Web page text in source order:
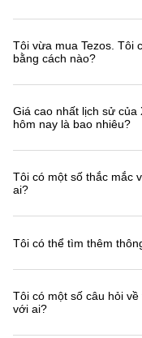
Tôi vừa mua Tezos. Tôi
bằng cách nào?
Giá cao nhất lịch sử
hôm nay là bao nhiêu?
Tôi có một số thắc mắc
ai?
Tôi có thể tìm thêm
Tôi có một số câu hỏi
với ai?